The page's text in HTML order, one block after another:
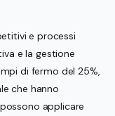
e processi
e la gestione
di fermo del 25%,
che hanno
applicare